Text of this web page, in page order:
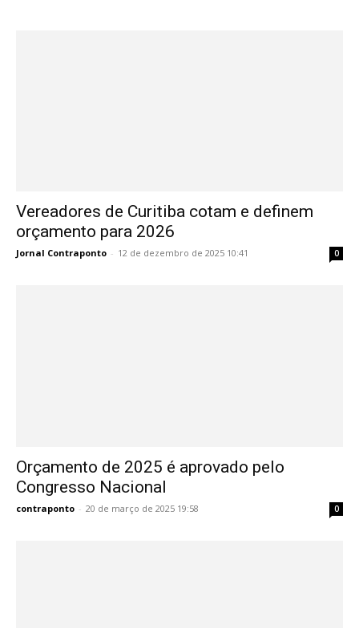
Vereadores de Curitiba cotam e definem
orçamento para 2026
Jornal Contraponto - 12 de dezembro de 2025 10:41 0
Orçamento de 2025 é aprovado pelo
Congresso Nacional
contraponto - 20 de março de 2025 19:58 0